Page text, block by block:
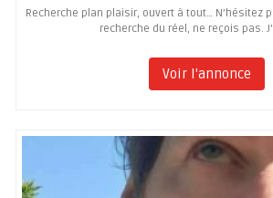
Recherche plan plaisir, ouvert à tout… N’hésitez
recherche du réel, ne reçois pas.
Voir l'annonce